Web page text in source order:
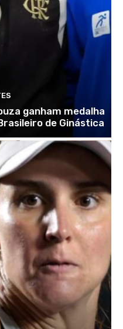
ganham medalha
de Ginástica